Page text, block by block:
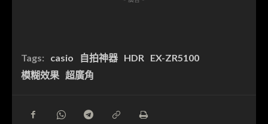
Tags: casio 自拍神器 HDR
EX-ZR5100
模糊效果 超廣角